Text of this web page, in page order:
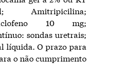
Amitripicilina;
10 mg;
sondas uretrais;
líquida. O prazo para
o não cumprimento